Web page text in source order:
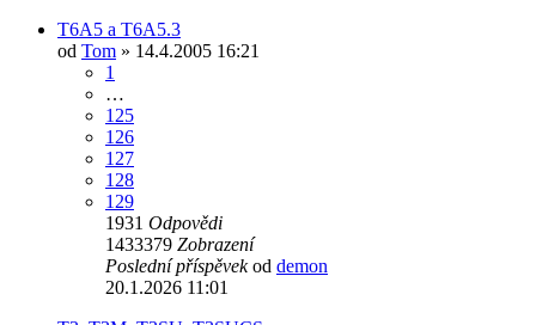
T6A5 a T6A5.3
od Tom » 14.4.2005 16:21
1
…
125
126
127
128
129
1931 Odpovědi
1433379 Zobrazení
Poslední příspěvekod demon
20.1.2026 11:01